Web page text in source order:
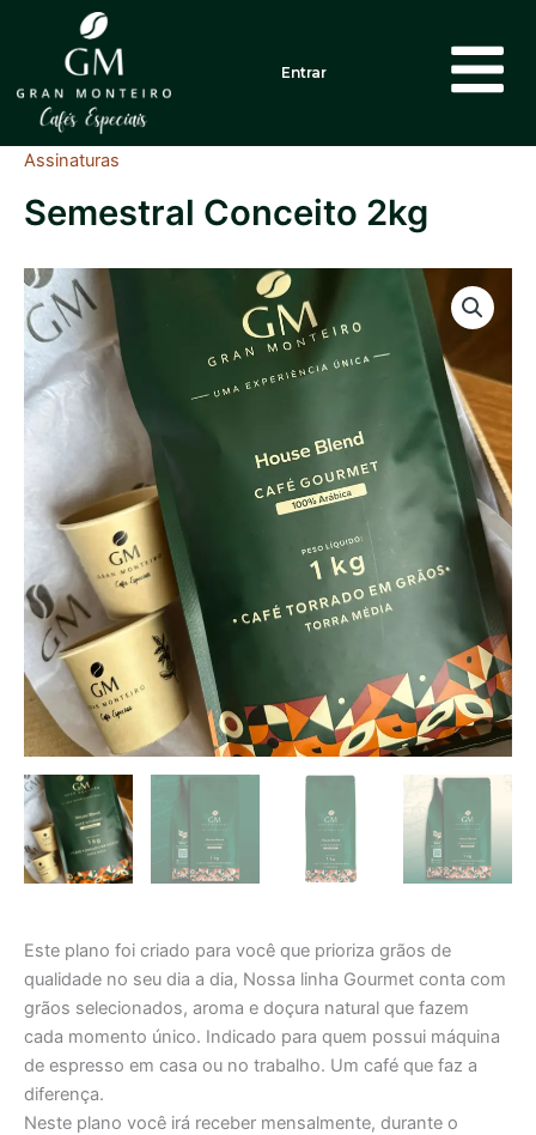
conteúdo
Entrar
Assinaturas
Semestral Conceito 2kg
Este plano foi criado para você que prioriza grãos de
qualidade no seu dia a dia, Nossa linha Gourmet conta com
grãos selecionados, aroma e doçura natural que fazem
cada momento único. Indicado para quem possui máquina
de espresso em casa ou no trabalho. Um café que faz a
diferença.
Neste plano você irá receber mensalmente, durante o
Semestral
Conceito
2kg
quantidade